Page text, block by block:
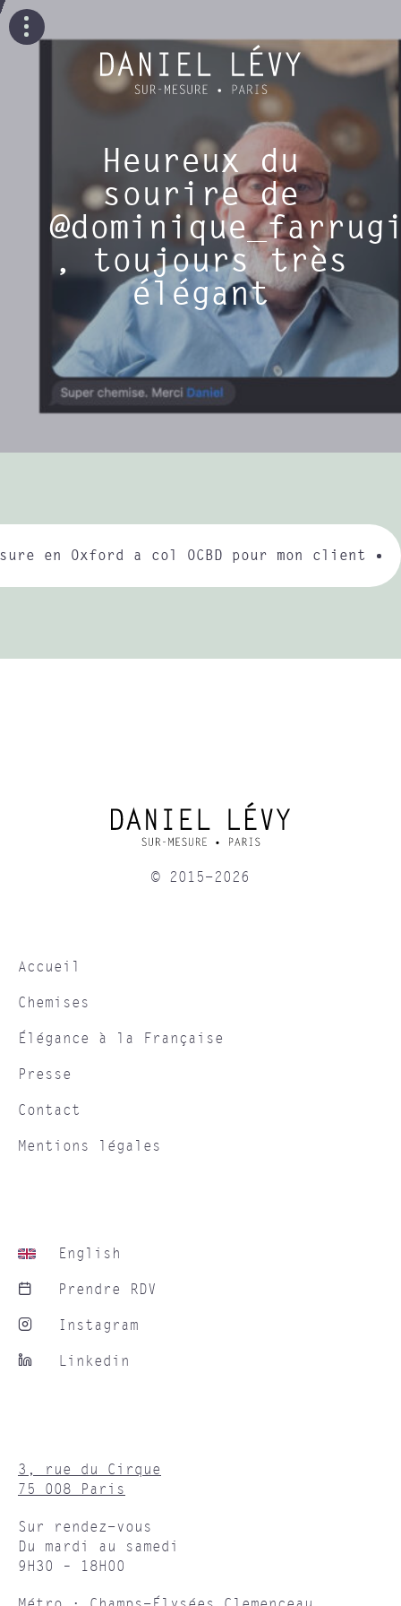
Heureux du
sourire de
, toujours très
élégant
en Oxford a col OCBD pour mon client
© 2015-2026
Accueil
Chemises
Élégance à la Française
Presse
Contact
Mentions légales
English
Prendre RDV
Instagram
Linkedin
3, rue du Cirque
75 008 Paris
Sur rendez-vous
Du mardi au samedi
9H30 – 18H00